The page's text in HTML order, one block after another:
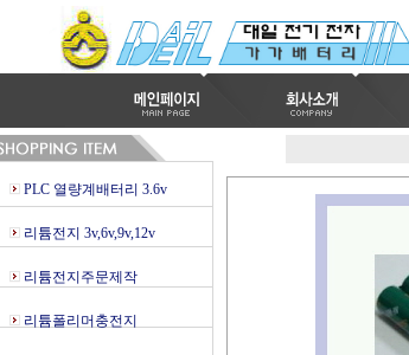
PLC 열량계배터리 3.6v
리튬전지 3v,6v,9v,12v
리튬전지주문제작
리튬폴리머충전지